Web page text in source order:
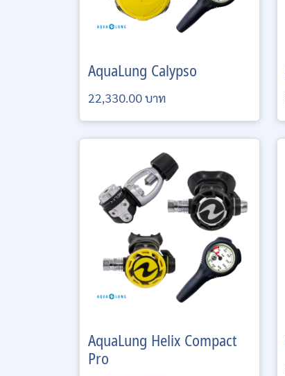
AquaLung Calypso
22,330.00 บาท
AquaLung Helix Compact
Pro